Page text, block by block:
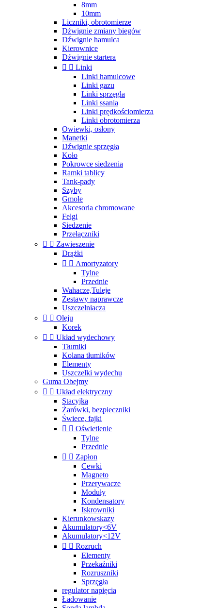
8mm
10mm
Liczniki, obrotomierze
Dźwignie zmiany biegów
Dźwignie hamulca
Kierownice
Dźwignie startera
  Linki
Linki hamulcowe
Linki gazu
Linki sprzęgła
Linki ssania
Linki prędkościomierza
Linki obrotomierza
Owiewki, osłony
Manetki
Dźwignie sprzęgła
Koło
Pokrowce siedzenia
Ramki tablicy
Tank-pady
Szyby
Gmole
Akcesoria chromowane
Felgi
Siedzenie
Przełączniki
  Zawieszenie
Drążki
  Amortyzatory
Tylne
Przednie
Wahacze,Tuleje
Zestawy naprawcze
Uszczelniacza
  Oleju
Korek
  Układ wydechowy
Tłumiki
Kolana tłumików
Elementy
Uszczelki wydechu
Guma Obejmy
  Układ elektryczny
Stacyjka
Żarówki, bezpieczniki
Świece, fajki
  Oświetlenie
Tylne
Przednie
  Zapłon
Cewki
Magneto
Przerywacze
Moduły
Kondensatory
Iskrowniki
Kierunkowskazy
Akumulatory<6V
Akumulatory<12V
  Rozruch
Elementy
Przekaźniki
Rozruszniki
Sprzęgła
regulator napięcia
Ładowanie